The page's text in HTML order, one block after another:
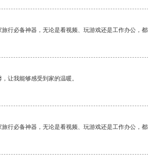
行必备神器，无论是看视频、玩游戏还是工作办公，
让我能够感受到家的温暖。
行必备神器，无论是看视频、玩游戏还是工作办公，